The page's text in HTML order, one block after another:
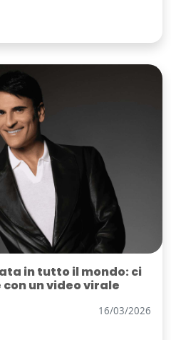
in tutto il mondo: ci
un video virale
16/03/2026